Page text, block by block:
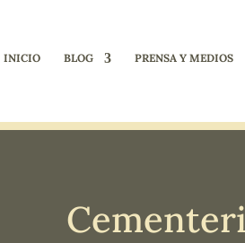
INICIO BLOG PRENSA Y MEDIOS